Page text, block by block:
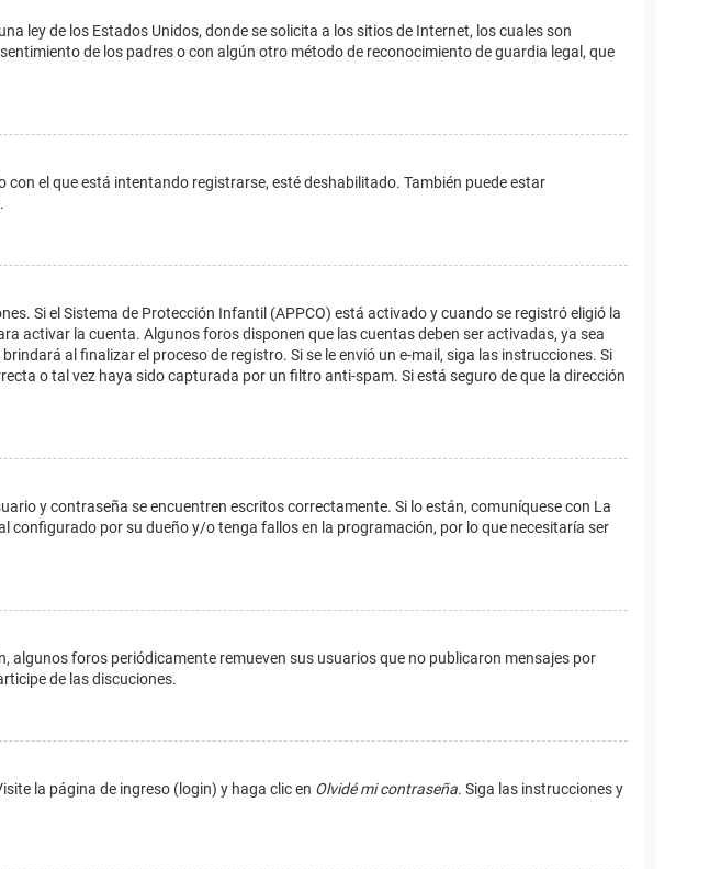
ley de los Estados Unidos, donde se solicita a los sitios de Internet, los cuales son
de los padres o con algún otro método de reconocimiento de guardia legal, que
el que está intentando registrarse, esté deshabilitado. También puede estar
Si el Sistema de Protección Infantil (APPCO) está activado y cuando se registró eligió la
activar la cuenta. Algunos foros disponen que las cuentas deben ser activadas, ya sea
al finalizar el proceso de registro. Si se le envió un e-mail, siga las instrucciones. Si
o tal vez haya sido capturada por un filtro anti-spam. Si está seguro de que la dirección
y contraseña se encuentren escritos correctamente. Si lo están, comuníquese con La
configurado por su dueño y/o tenga fallos en la programación, por lo que necesitaría ser
foros periódicamente remueven sus usuarios que no publicaron mensajes por
de las discuciones.
la página de ingreso (login) y haga clic en Olvidé mi contraseña. Siga las instrucciones y